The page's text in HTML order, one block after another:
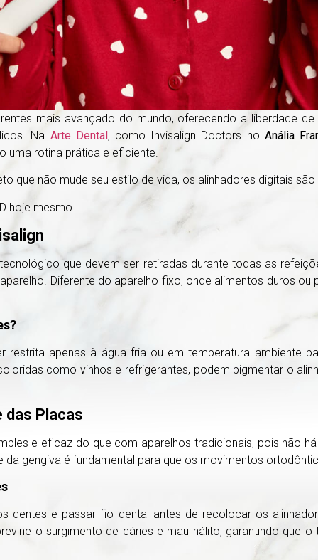
mais avançado do mundo, oferecendo a liberdade
Na Arte Dental, como Invisalign Doctors no Anália
uma rotina prática e eficiente.
que não mude seu estilo de vida, os alinhadores digitais
hoje mesmo.
que devem ser retiradas durante todas as
Diferente do aparelho fixo, onde alimentos duros
apenas à água fria ou em temperatura ambiente
como vinhos e refrigerantes, podem pigmentar o
das Placas
e eficaz do que com aparelhos tradicionais, pois não
da gengiva é fundamental para que os movimentos
dentes e passar fio dental antes de recolocar os
o surgimento de cáries e mau hálito, garantindo que